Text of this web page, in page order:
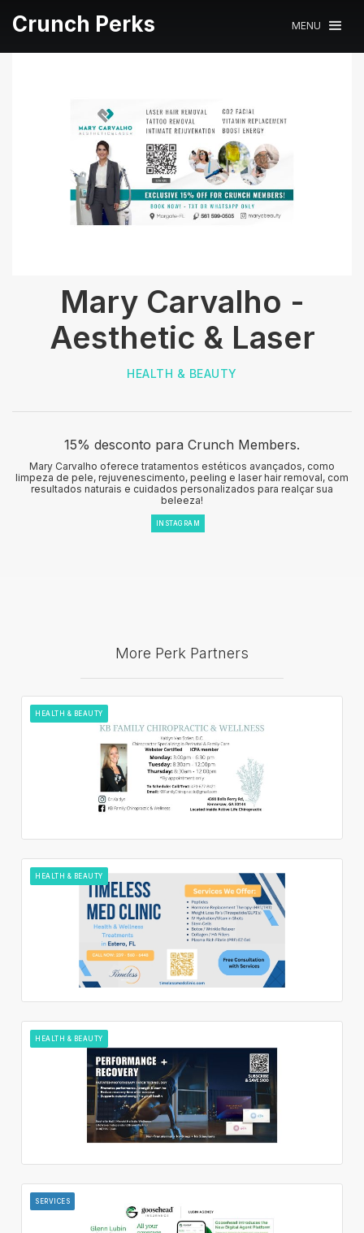
Crunch Perks MENU
Mary Carvalho -
Aesthetic & Laser
HEALTH & BEAUTY
15% desconto para Crunch Members.
Mary Carvalho oferece tratamentos estéticos avançados, como
limpeza de pele, rejuvenescimento, peeling e laser hair removal, com
resultados naturais e cuidados personalizados para realçar sua
beleeza!
INSTAGRAM
More Perk Partners
HEALTH & BEAUTY
HEALTH & BEAUTY
HEALTH & BEAUTY
SERVICES